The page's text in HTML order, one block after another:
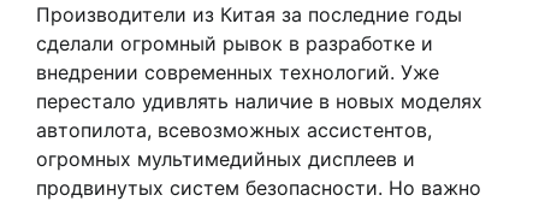
Производители из Китая за последние годы
сделали огромный рывок в разработке и
внедрении современных технологий. Уже
перестало удивлять наличие в новых моделях
автопилота, всевозможных ассистентов,
огромных мультимедийных дисплеев и
продвинутых систем безопасности. Но важно